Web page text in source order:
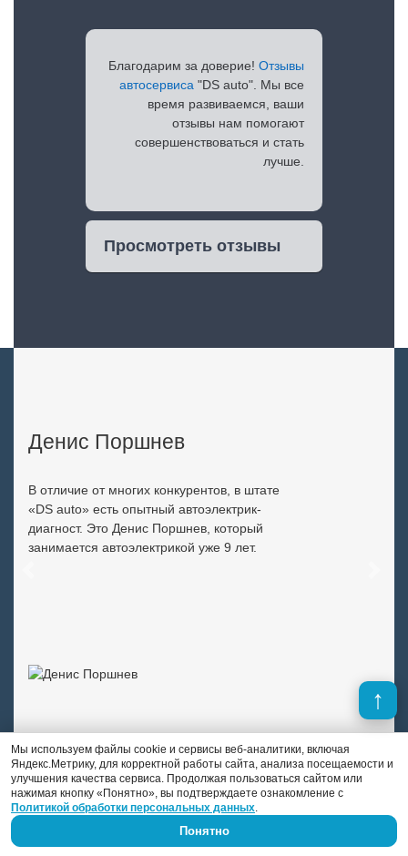
Благодарим за доверие! Отзывы
автосервиса "DS auto". Мы все
время развиваемся, ваши
отзывы нам помогают
совершенствоваться и стать
лучше.
Просмотреть отзывы
Денис Поршнев
В отличие от многих конкурентов, в штате
«DS auto» есть опытный автоэлектрик-
диагност. Это Денис Поршнев, который
занимается автоэлектрикой уже 9 лет.
Скидки и выгодные предложения
Мы используем файлы cookie и сервисы веб-аналитики, включая
Яндекс.Метрику, для корректной работы сайта, анализа посещаемости и
улучшения качества сервиса. Продолжая пользоваться сайтом или
нажимая кнопку «Понятно», вы подтверждаете ознакомление с
Политикой обработки персональных данных.
Понятно